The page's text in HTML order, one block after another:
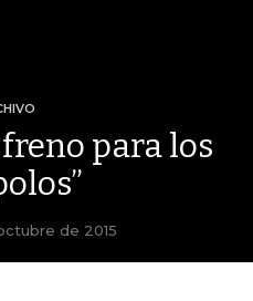
para los
de 2015